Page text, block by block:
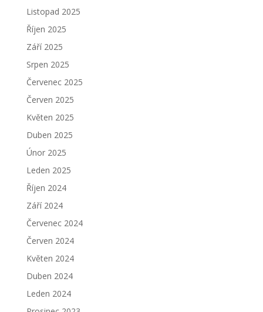
Listopad 2025
Říjen 2025
Září 2025
Srpen 2025
Červenec 2025
Červen 2025
Květen 2025
Duben 2025
Únor 2025
Leden 2025
Říjen 2024
Září 2024
Červenec 2024
Červen 2024
Květen 2024
Duben 2024
Leden 2024